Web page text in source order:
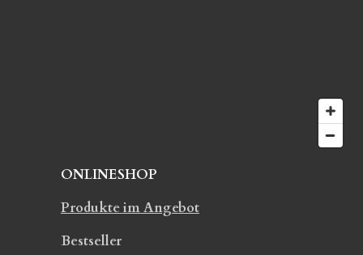
ONLINESHOP
Produkte im Angebot
Bestseller